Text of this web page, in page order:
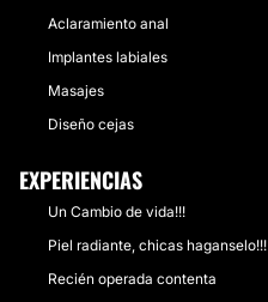
Aclaramiento anal
Implantes labiales
Masajes
Diseño cejas
EXPERIENCIAS
Un Cambio de vida!!!
Piel radiante, chicas haganselo!!!
Recién operada contenta